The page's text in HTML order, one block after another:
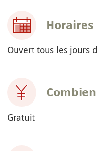
Horaires
Ouvert tous les jours
Gratuit